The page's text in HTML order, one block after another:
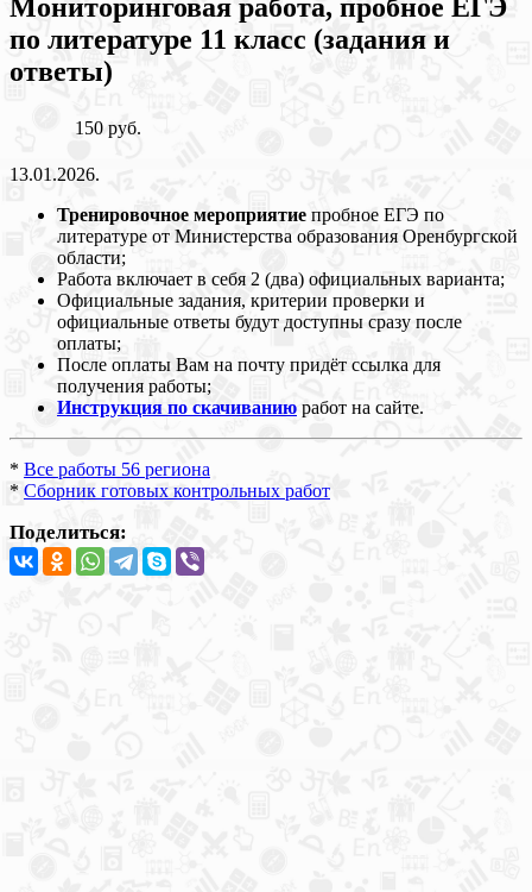
Мониторинговая работа, пробное ЕГЭ
по литературе 11 класс (задания и
ответы)
150 руб.
13.01.2026.
Тренировочное мероприятие пробное ЕГЭ по
литературе от Министерства образования Оренбургской
области;
Работа включает в себя 2 (два) официальных варианта;
Официальные задания, критерии проверки и
официальные ответы будут доступны сразу после
оплаты;
После оплаты Вам на почту придёт ссылка для
получения работы;
Инструкция по скачиванию работ на сайте.
* Все работы 56 региона
* Сборник готовых контрольных работ
Поделиться: